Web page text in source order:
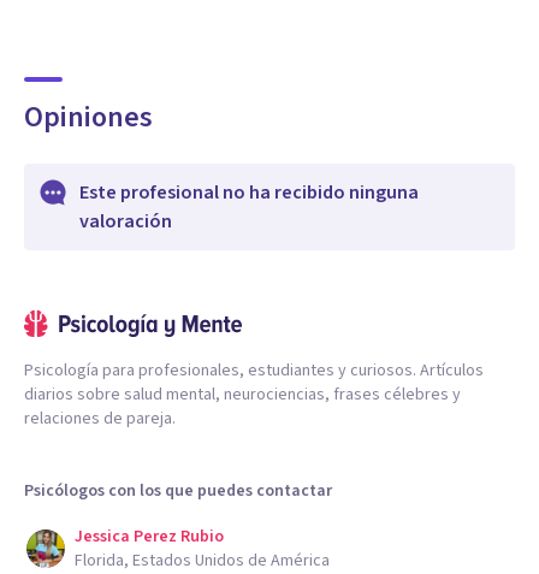
Opiniones
Este profesional no ha recibido ninguna
valoración
Psicología para profesionales, estudiantes y curiosos. Artículos
diarios sobre salud mental, neurociencias, frases célebres y
relaciones de pareja.
Psicólogos con los que puedes contactar
Jessica Perez Rubio
Florida, Estados Unidos de América